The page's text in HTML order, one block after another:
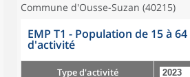
Commune d'Ousse-Suzan (40215)
EMP T1 - Population de 15 à
d'activité
Type d'activité